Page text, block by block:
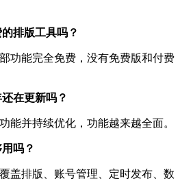
排版工具吗？
功能完全免费，没有免费版和付费
在更新吗？
能并持续优化，功能越来越全面。
吗？
盖排版、账号管理、定时发布、数